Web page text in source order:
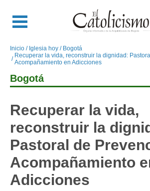
contenido
Sobrescribir
enlaces
de
ayuda
la
navegación
Inicio Iglesia hoy
Bogotá
Recuperar la vida, reconstruir la dignidad:
Acompañamiento en Adicciones
Bogotá
Recuperar la vida,
reconstruir la
Pastoral de
Acompañamiento
Adicciones